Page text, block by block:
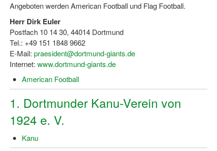
Bewegt ÄLTER werden in NRW!
Bewegt GESUND bleiben in NRW!
Aktionen zu "Bewegt Älter werden" / "Bewegt gesund
Bewegungsmodel
SSB-Sport
Gymnastik und Entspannung für Frauen
Koronarsport
Seniorensport
Angeboten werden American Football und Flag Football.
Herr Dirk Euler
Postfach 10 14 30, 44014 Dortmund
Tel.: +49 151 1848 9662
E-Mail: praesident@dortmund-giants.de
Internet: www.dortmund-giants.de
American Football
1. Dortmunder Kanu-Verein von
1924 e. V.
Kanu